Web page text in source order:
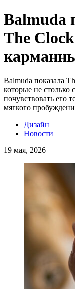
Balmuda
The
Balmuda показала
которые не столько
почувствовать его
мягкого
Дизайн
Новости
19 мая, 2026